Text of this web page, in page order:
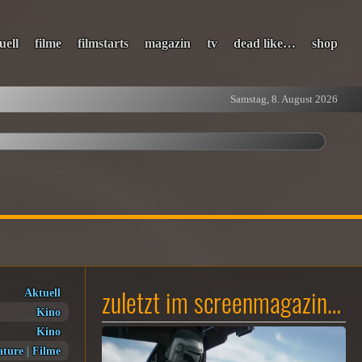
filme filmstarts magazin tv dead like… shop
Samstag, 8. August 2026
Aktuell
Kino
Kino
| Filme
zuletzt im screenmagazin…